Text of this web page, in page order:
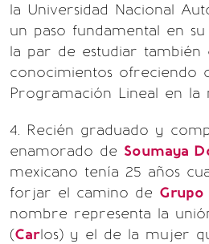
la Universidad Nacional
un paso fundamental en
la par de estudiar también
conocimientos ofreciendo
Programación Lineal en la
4. Recién graduado y
enamorado de Soumaya
mexicano tenía 25 años
forjar el camino de Grupo
nombre representa la
(Carlos) y el de la mujer